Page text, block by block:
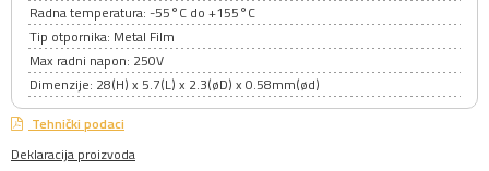
Radna temperatura: -55°C do +155°C
Tip otpornika: Metal Film
Max radni napon: 250V
Dimenzije: 28(H) x 5.7(L) x 2.3(øD) x 0.58mm(ød)
Tehnički podaci
Deklaracija proizvoda